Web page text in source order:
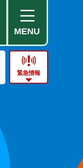
MENU
公営住宅
緊急情報